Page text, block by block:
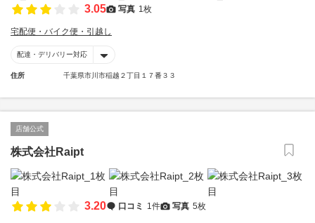
3.05 写真 1枚
宅配便・バイク便・引越し
配達・デリバリー対応
住所 千葉県市川市稲越２丁目１７番３３
店舗公式
株式会社Raipt
3.20 口コミ 1件 写真 5枚